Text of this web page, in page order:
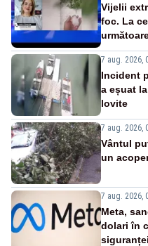
Vijelii
foc. La
7 aug. 2026,
Incident
a eșuat
lovite
7 aug. 2026,
Vântul
un
7 aug. 2026,
Meta,
dolari în